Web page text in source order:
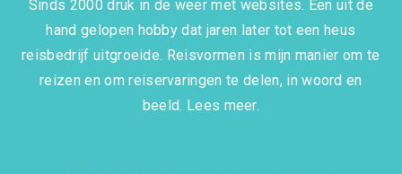
Sinds 2000 druk in de weer met websites. Een uit de
hand gelopen hobby dat jaren later tot een heus
reisbedrijf uitgroeide. Reisvormen is mijn manier om te
reizen en om reiservaringen te delen, in woord en
beeld. Lees meer.